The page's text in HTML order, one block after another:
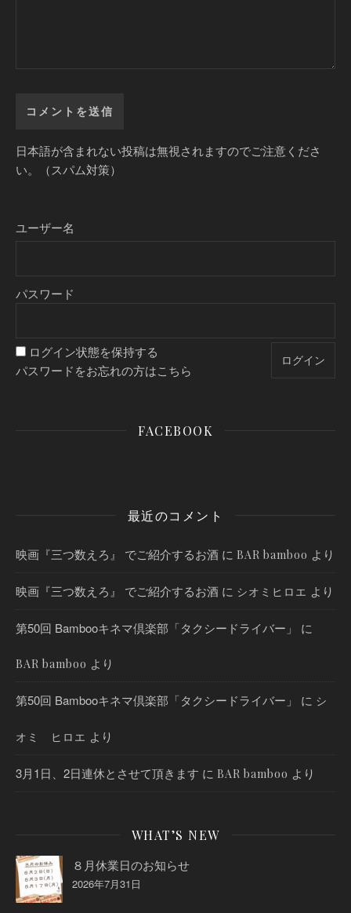
日本語が含まれない投稿は無視されますのでご注意くださ
い。（スパム対策）
ユーザー名
パスワード
ログイン状態を保持する
パスワードをお忘れの方はこちら
FACEBOOK
最近のコメント
映画『三つ数えろ』 でご紹介するお酒 に BAR bamboo より
映画『三つ数えろ』 でご紹介するお酒 に シオミヒロエ より
第50回 Bambooキネマ倶楽部「タクシードライバー」 に
BAR bamboo より
第50回 Bambooキネマ倶楽部「タクシードライバー」 に シ
オミ ヒロエ より
3月1日、2日連休とさせて頂きます に BAR bamboo より
WHAT’S NEW
８月休業日のお知らせ
2026年7月31日